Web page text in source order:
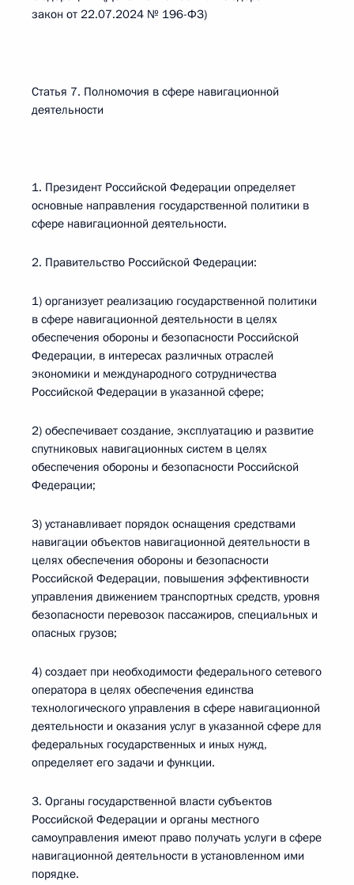
закон от 22.07.2024 № 196-ФЗ)
Статья 7. Полномочия в сфере навигационной
деятельности
1. Президент Российской Федерации определяет
основные направления государственной политики в
сфере навигационной деятельности.
2. Правительство Российской Федерации:
1) организует реализацию государственной политики
в сфере навигационной деятельности в целях
обеспечения обороны и безопасности Российской
Федерации, в интересах различных отраслей
экономики и международного сотрудничества
Российской Федерации в указанной сфере;
2) обеспечивает создание, эксплуатацию и развитие
спутниковых навигационных систем в целях
обеспечения обороны и безопасности Российской
Федерации;
3) устанавливает порядок оснащения средствами
навигации объектов навигационной деятельности в
целях обеспечения обороны и безопасности
Российской Федерации, повышения эффективности
управления движением транспортных средств, уровня
безопасности перевозок пассажиров, специальных и
опасных грузов;
4) создает при необходимости федерального сетевого
оператора в целях обеспечения единства
технологического управления в сфере навигационной
деятельности и оказания услуг в указанной сфере для
федеральных государственных и иных нужд,
определяет его задачи и функции.
3. Органы государственной власти субъектов
Российской Федерации и органы местного
самоуправления имеют право получать услуги в сфере
навигационной деятельности в установленном ими
порядке.